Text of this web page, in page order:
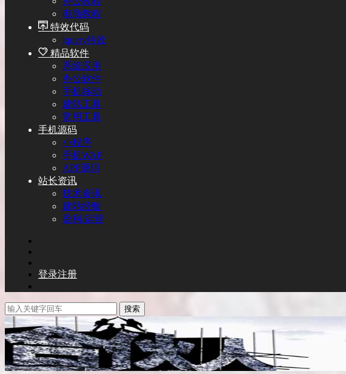
电商教程
特效代码
jquery特效
精品软件
系统应用
办公软件
手机移动
建站工具
常用工具
手机源码
小程序
手机WAP
APP源码
站长资讯
技术资讯
建站经验
盈利/运营
登录注册
搜索